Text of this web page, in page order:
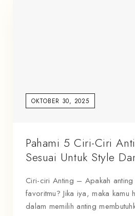
OKTOBER 30, 2025
Pahami 5 Ciri-Ciri
Sesuai Untuk Style
Ciri-ciri Anting – Apakah
favoritmu? Jika iya, maka kamu
dalam memilih anting